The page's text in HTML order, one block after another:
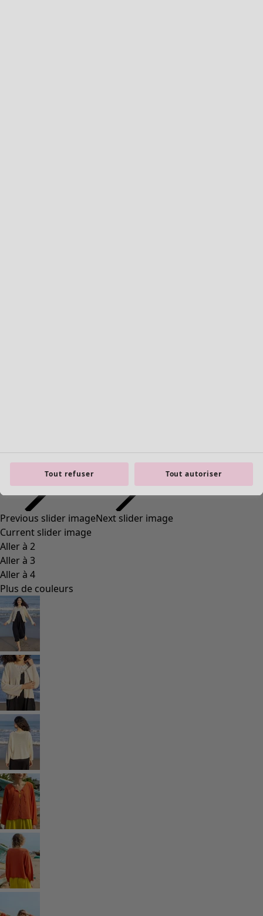
Previous slider imageNext slider image
Current slider image
Aller à 2
Aller à 3
Aller à 4
Plus de couleurs
Tout refuser Tout autoriser